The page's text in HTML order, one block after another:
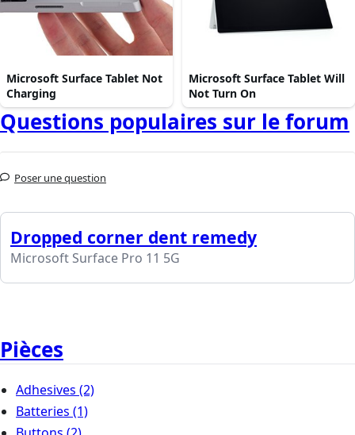
Microsoft Surface Tablet Not
Charging
Microsoft Surface Tablet Will
Not Turn On
Questions populaires sur le forum
Poser une question
Dropped corner dent remedy
Microsoft Surface Pro 11 5G
Pièces
Adhesives (2)
Batteries (1)